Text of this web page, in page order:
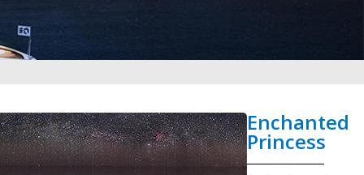
Enchanted
Princess